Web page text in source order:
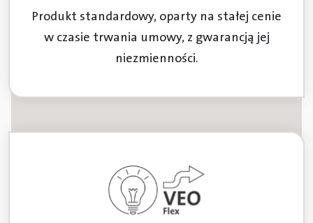
Produkt standardowy, oparty na stałej cenie
w czasie trwania umowy, z gwarancją jej
niezmienności.